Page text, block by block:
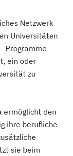
Netzwerk
Universitäten
Programme
ein oder
zu
ermöglicht den
ihre berufliche
sie beim